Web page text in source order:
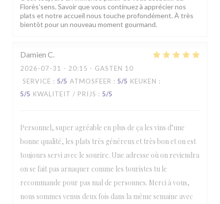
Florès’sens. Savoir que vous continuez à apprécier nos
plats et notre accueil nous touche profondément. À très
bientôt pour un nouveau moment gourmand.
Damien C
2026-07-31 - 20:15 - GASTEN 10
SERVICE : 5/5 ATMOSFEER : 5/5 KEUKEN :
5/5 KWALITEIT / PRIJS : 5/5
Personnel, super agréable en plus de ça les vins d’une
bonne qualité, les plats très généreux et très bon et on est
toujours servi avec le sourire. Une adresse où on reviendra
on se fait pas arnaquer comme les touristes tu le
recommande pour pas mal de personnes. Merci à vous,
nous sommes venus deux fois dans la même semaine avec